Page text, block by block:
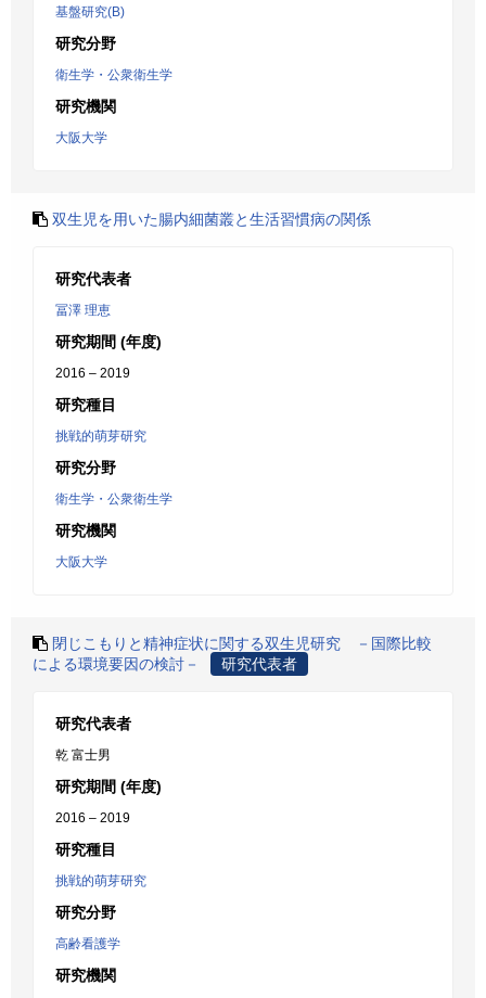
基盤研究(B)
研究分野
衛生学・公衆衛生学
研究機関
大阪大学
双生児を用いた腸内細菌叢と生活習慣病の関係
研究代表者
冨澤 理恵
研究期間 (年度)
2016 – 2019
研究種目
挑戦的萌芽研究
研究分野
衛生学・公衆衛生学
研究機関
大阪大学
閉じこもりと精神症状に関する双生児研究 －国際比較
による環境要因の検討－
研究代表者
研究代表者
乾 富士男
研究期間 (年度)
2016 – 2019
研究種目
挑戦的萌芽研究
研究分野
高齢看護学
研究機関